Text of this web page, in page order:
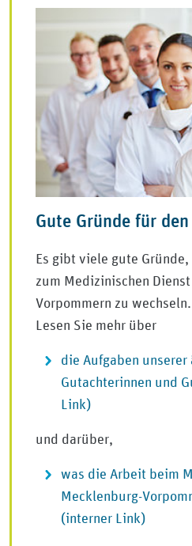
Gute Gründe für
Es gibt viele gute
zum Medizinischen
Vorpommern zu wechseln.
Lesen Sie mehr über
die Aufgaben
Gutachterinnen und
Link)
und darüber,
was die Arbeit beim
Mecklenburg-
(interner Link)